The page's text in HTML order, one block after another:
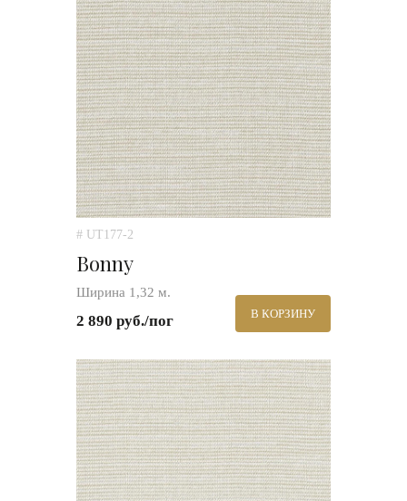
# UT177-2
Bonny
Ширина 1,32 м.
2 890 руб./пог В КОРЗИНУ